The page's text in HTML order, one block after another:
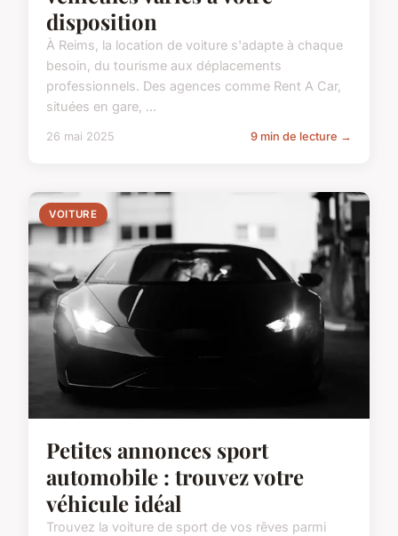
disposition
À Reims, la location de voiture s'adapte à chaque
besoin, du tourisme aux déplacements
professionnels. Des agences comme Rent A Car,
situées en gare, ...
26 mai 2025 9 min de lecture →
VOITURE
Petites annonces sport
automobile : trouvez votre
véhicule idéal
Trouvez la voiture de sport de vos rêves parmi